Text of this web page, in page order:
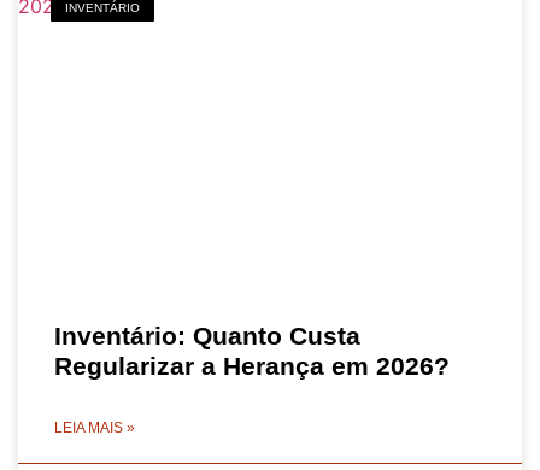
INVENTÁRIO
Inventário: Quanto Custa
Regularizar a Herança em 2026?
LEIA MAIS »